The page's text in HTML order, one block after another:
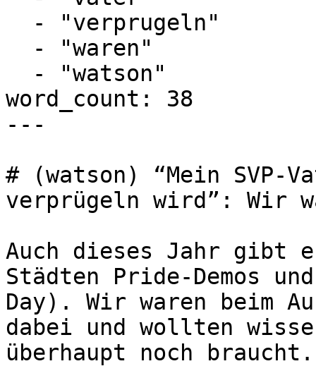
word_count: 38
---
# (watson) “Mein SVP-
verprügeln wird”: Wir
Auch dieses Jahr gibt
Städten Pride-Demos
Day). Wir waren beim
dabei und wollten
überhaupt noch braucht.